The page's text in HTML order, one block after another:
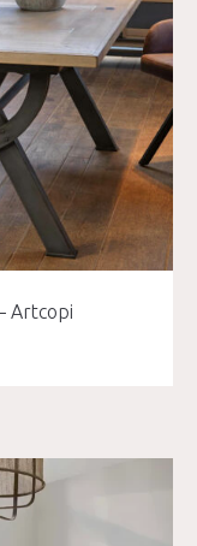
Artcopi